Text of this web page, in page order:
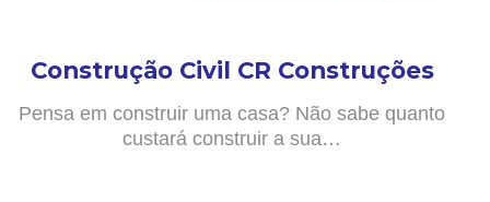
Construção Civil CR Construções
Pensa em construir uma casa? Não sabe quanto
custará construir a sua…